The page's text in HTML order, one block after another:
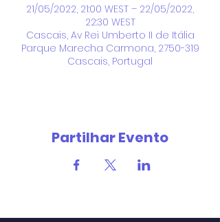
21/05/2022, 21:00 WEST – 22/05/2022,
22:30 WEST
Cascais, Av Rei Umberto II de Itália
Parque Marecha Carmona, 2750-319
Cascais, Portugal
Partilhar Evento